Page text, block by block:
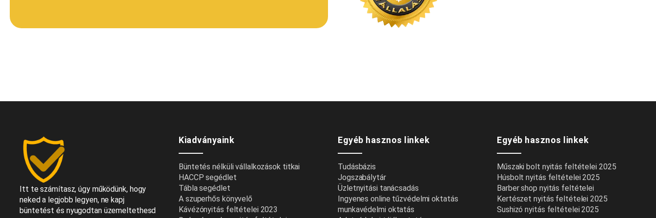
Itt te számítasz, úgy működünk, hogy
neked a legjobb legyen, ne kapj
büntetést és nyugodtan üzemeltethesd
Kiadványaink
Büntetés nélküli vállalkozások titkai
HACCP segédlet
Tábla segédlet
A szuperhős könyvelő
Kávézónyitás feltételei 2023
Egyéb hasznos linkek
Tudásbázis
Jogszabálytár
Üzletnyitási tanácsadás
Ingyenes online tűzvédelmi oktatás
munkavédelmi oktatás
Egyéb hasznos linkek
Műszaki bolt nyitás feltételei 2025
Húsbolt nyitás feltételei 2025
Barber shop nyitás feltételei
Kertészet nyitás feltételei 2025
Sushizó nyitás feltételei 2025